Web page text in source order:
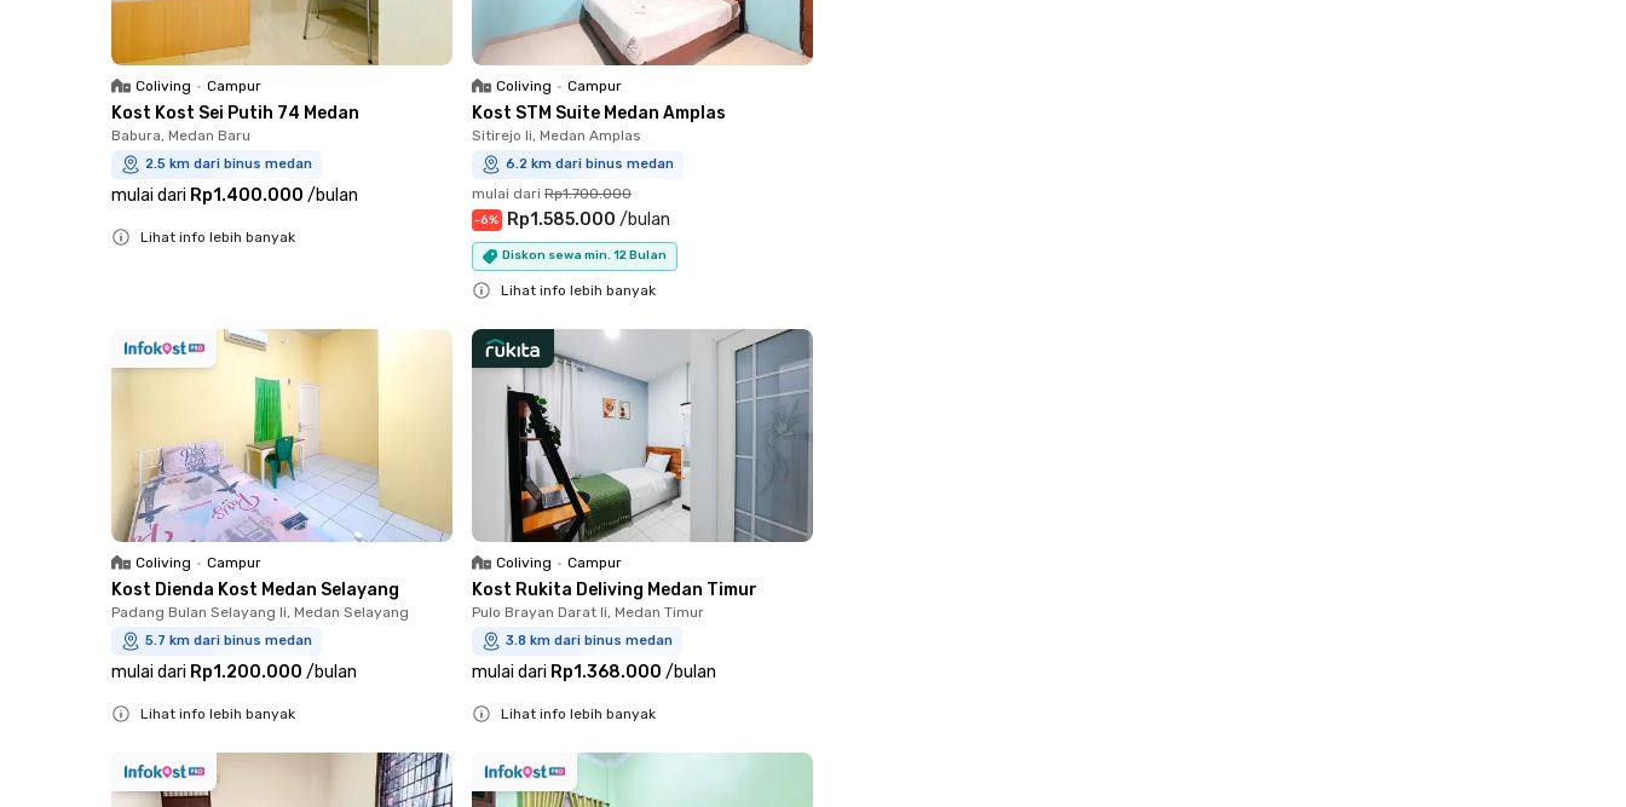
Coliving • Campur
Kost Kost Sei Putih 74 Medan
Babura, Medan Baru
2.5 km dari binus medan
mulai dari Rp1.400.000 /bulan
Lihat info lebih banyak
Coliving • Campur
Kost STM Suite Medan Amplas
Sitirejo Ii, Medan Amplas
6.2 km dari binus medan
mulai dari Rp1.700.000
-6% Rp1.585.000 /bulan
Diskon sewa min. 12 Bulan
Lihat info lebih banyak
Coliving • Campur
Kost Dienda Kost Medan Selayang
Padang Bulan Selayang Ii, Medan Selayang
5.7 km dari binus medan
mulai dari Rp1.200.000 /bulan
Lihat info lebih banyak
Coliving • Campur
Kost Rukita Deliving Medan Timur
Pulo Brayan Darat Ii, Medan Timur
3.8 km dari binus medan
mulai dari Rp1.368.000 /bulan
Lihat info lebih banyak